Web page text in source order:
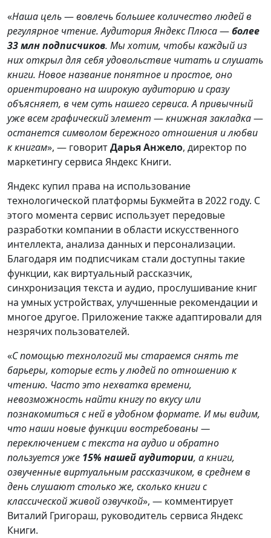
«Наша цель—вовлечь большее количество людей в
регулярное чтение. Аудитория Яндекс Плюса—более
33 млн подписчиков. Мы хотим, чтобы каждый из
них открыл для себя удовольствие читать и слушать
книги. Новое название понятное и простое, оно
ориентировано на широкую аудиторию и сразу
объясняет, в чем суть нашего сервиса. А привычный
уже всем графический элемент —книжная закладка—
останется символом бережного отношения и любви
к книгам», — говоритДарья Анжело, директор по
маркетингу сервиса Яндекс Книги.
Яндекс купил права на использование
технологической платформы Букмейта в 2022 году. С
этого момента сервис использует передовые
разработки компании в области искусственного
интеллекта, анализа данных и персонализации.
Благодаря им подписчикам стали доступны такие
функции, как виртуальный рассказчик,
синхронизация текста и аудио, прослушивание книг
на умных устройствах, улучшенные рекомендации и
многое другое. Приложение также адаптировали для
незрячих пользователей.
«С помощью технологий мы стараемся снять те
барьеры, которые есть у людей по отношению к
чтению. Часто это нехватка времени,
невозможность найти книгу по вкусу или
познакомиться с ней в удобном формате. И мы видим,
что наши новые функции востребованы —
переключением с текста на аудио и обратно
пользуется уже 15% нашей аудитории, а книги,
озвученные виртуальным рассказчиком, в среднем в
день слушают столько же, сколько книги с
классической живой озвучкой», — комментирует
Виталий Григораш, руководитель сервиса Яндекс
Книги.